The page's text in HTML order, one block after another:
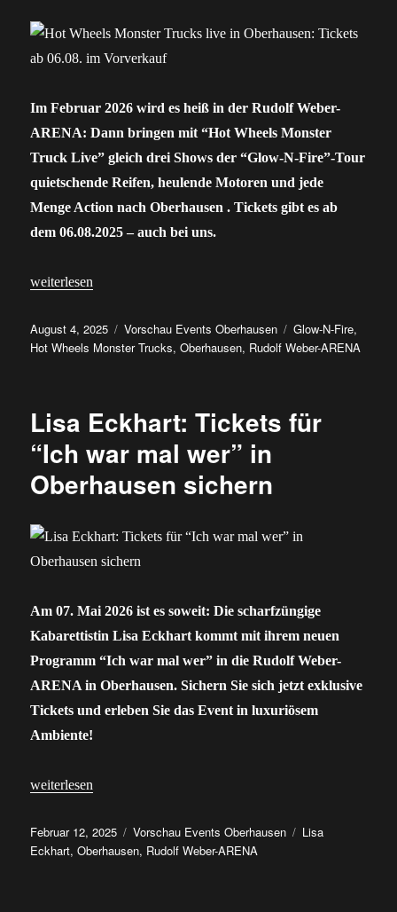
Im Februar 2026 wird es heiß in der Rudolf Weber-
ARENA: Dann bringen mit “Hot Wheels Monster
Truck Live” gleich drei Shows der “Glow-N-Fire”-Tour
quietschende Reifen, heulende Motoren und jede
Menge Action nach Oberhausen . Tickets gibt es ab
dem 06.08.2025 – auch bei uns.
„Hot Wheels Monster Trucks live in Oberhausen: Tickets ab
weiterlesen
Veröffentlicht
am
August 4, 2025 Kategorien
Vorschau Events Oberhausen Schlagwörter
Glow-N-Fire,
Hot Wheels Monster Trucks,Oberhausen, Rudolf Weber-ARENA
Lisa Eckhart: Tickets für
“Ich war mal wer” in
Oberhausen sichern
Am 07. Mai 2026 ist es soweit: Die scharfzüngige
Kabarettistin Lisa Eckhart kommt mit ihrem neuen
Programm “Ich war mal wer” in die Rudolf Weber-
ARENA in Oberhausen. Sichern Sie sich jetzt exklusive
Tickets und erleben Sie das Event in luxuriösem
Ambiente!
„Lisa Eckhart: Tickets für “Ich war mal wer” in Oberhausen
weiterlesen
Veröffentlicht
am
Februar 12, 2025 Kategorien
Vorschau Events Oberhausen Schlagwörter
Lisa
Eckhart,Oberhausen, Rudolf Weber-ARENA